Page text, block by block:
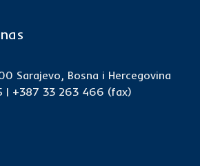
Sarajevo, Bosna i Hercegovina
| +387 33 263 466 (fax)